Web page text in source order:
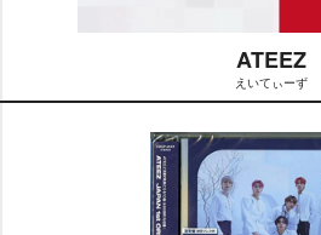
ATEEZ
えいてぃーず